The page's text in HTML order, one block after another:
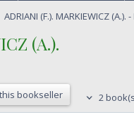
ADRIANI (F.). MARKIEWICZ
(A.).
bookseller 2